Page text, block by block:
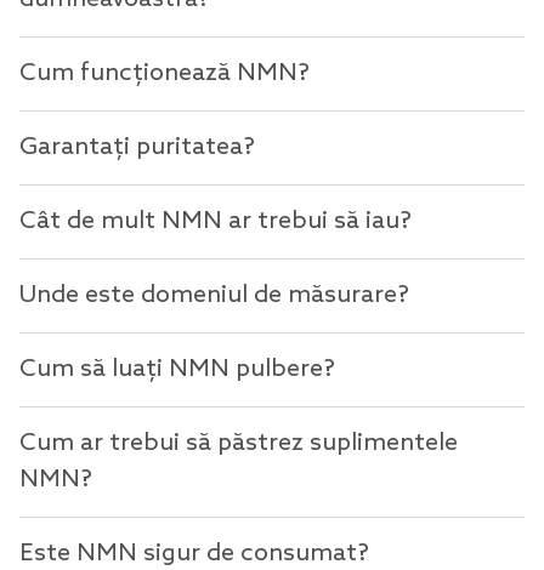
Cum funcționează NMN?
Garantați puritatea?
Cât de mult NMN ar trebui să iau?
Unde este domeniul de măsurare?
Cum să luați NMN pulbere?
Cum ar trebui să păstrez suplimentele
NMN?
Este NMN sigur de consumat?